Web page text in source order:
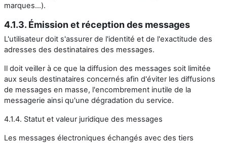
marques...).
4.1.3. Émission et réception des messages
L'utilisateur doit s'assurer de l'identité et de l'exactitude des
adresses des destinataires des messages.
Il doit veiller à ce que la diffusion des messages soit limitée
aux seuls destinataires concernés afin d'éviter les diffusions
de messages en masse, l'encombrement inutile de la
messagerie ainsi qu'une dégradation du service.
4.1.4. Statut et valeur juridique des messages
Les messages électroniques échangés avec des tiers